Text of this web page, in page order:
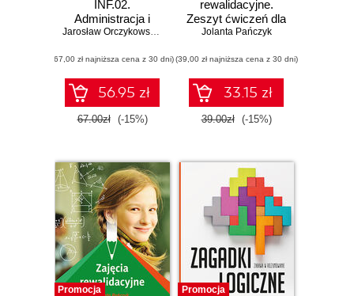
INF.02.
Administracja i
eksploatacja
komputerowych,
urządzeń
peryferyjnych i
lokalnych sieci
komputerowych.
komputerowe.
Podręcznik do
nauki zawodu
technik informatyk
Jarosław Orczykowski, Artur Rudnicki
(67,00 zł najniższa cena z 30 dni)
56.95 zł
67.00zł (-15%)
rewalidacyjne.
Zeszyt ćwiczeń dla
szkoły
klasy 1 - 3
(Wydanie II)
Jolanta Pańczyk
(39,00 zł najniższa cena z 30 dni)
33.15 zł
39.00zł (-15%)
Promocja Promocja